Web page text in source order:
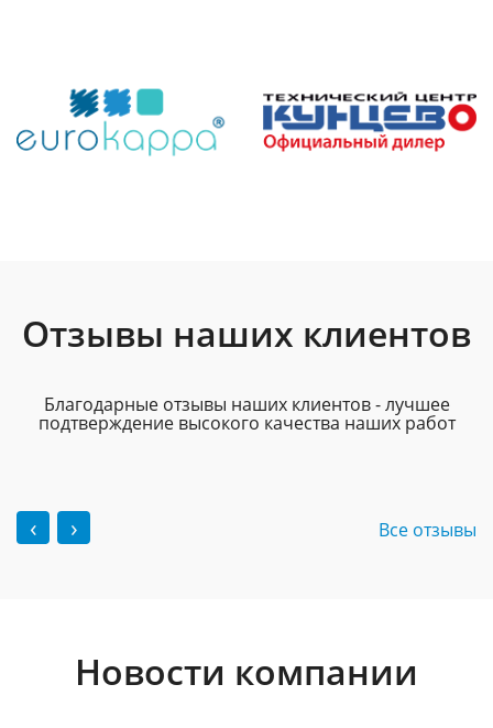
Отзывы наших клиентов
Благодарные отзывы наших клиентов - лучшее
подтверждение высокого качества наших работ
‹ › Все отзывы
Новости компании